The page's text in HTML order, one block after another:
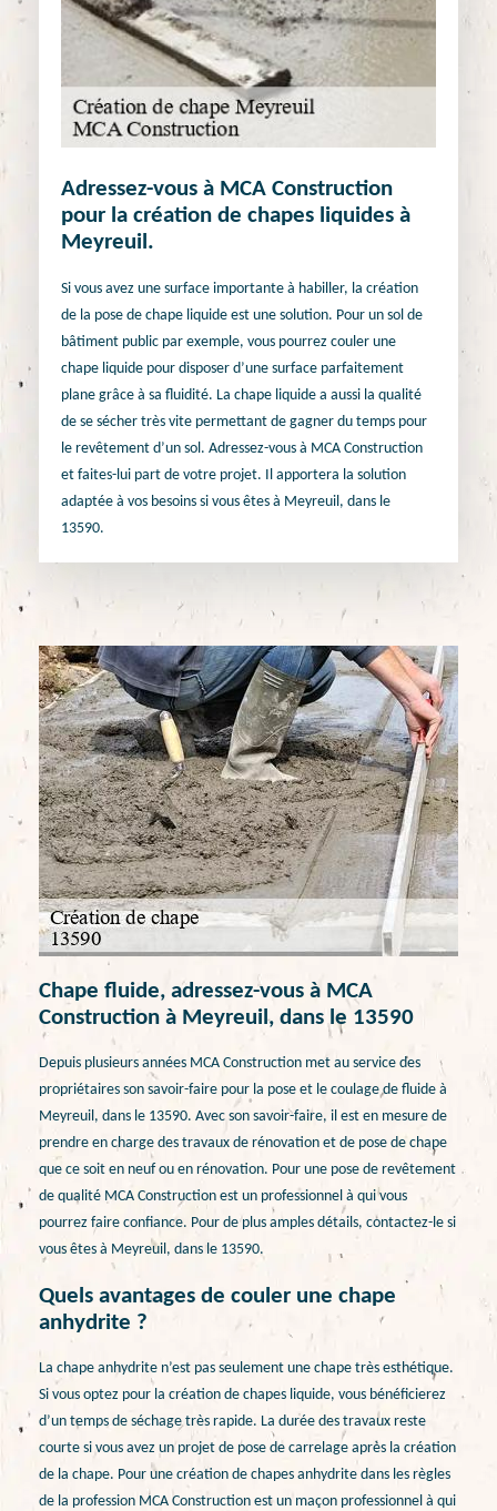
Adressez-vous à MCA Construction
pour la création de chapes liquides à
Meyreuil.
Si vous avez une surface importante à habiller, la création
de la pose de chape liquide est une solution. Pour un sol de
bâtiment public par exemple, vous pourrez couler une
chape liquide pour disposer d’une surface parfaitement
plane grâce à sa fluidité. La chape liquide a aussi la qualité
de se sécher très vite permettant de gagner du temps pour
le revêtement d’un sol. Adressez-vous à MCA Construction
et faites-lui part de votre projet. Il apportera la solution
adaptée à vos besoins si vous êtes à Meyreuil, dans le
13590.
Chape fluide, adressez-vous à MCA
Construction à Meyreuil, dans le 13590
Depuis plusieurs années MCA Construction met au service des
propriétaires son savoir-faire pour la pose et le coulage de fluide à
Meyreuil, dans le 13590. Avec son savoir-faire, il est en mesure de
prendre en charge des travaux de rénovation et de pose de chape
que ce soit en neuf ou en rénovation. Pour une pose de revêtement
de qualité MCA Construction est un professionnel à qui vous
pourrez faire confiance. Pour de plus amples détails, contactez-le si
vous êtes à Meyreuil, dans le 13590.
Quels avantages de couler une chape
anhydrite ?
La chape anhydrite n’est pas seulement une chape très esthétique.
Si vous optez pour la création de chapes liquide, vous bénéficierez
d’un temps de séchage très rapide. La durée des travaux reste
courte si vous avez un projet de pose de carrelage après la création
de la chape. Pour une création de chapes anhydrite dans les règles
de la profession MCA Construction est un maçon professionnel à qui